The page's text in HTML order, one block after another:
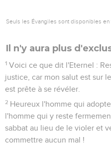
Seuls les Évangiles sont disponibles en
Il n'y aura plus
1 Voici ce que dit l'Eternel :
justice, car mon salut est sur
est prête à se révéler.
2 Heureux l'homme qui
l'homme qui y reste
sabbat au lieu de le violer et
commettre aucun mal !